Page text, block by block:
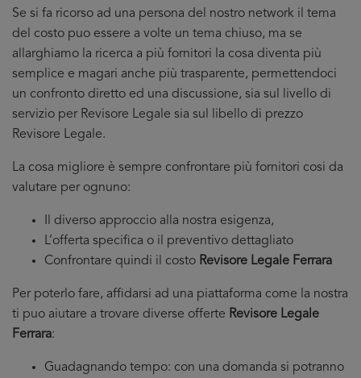
Se si fa ricorso ad una persona del nostro network il tema
del costo puo essere a volte un tema chiuso, ma se
allarghiamo la ricerca a più fornitori la cosa diventa più
semplice e magari anche più trasparente, permettendoci
un confronto diretto ed una discussione, sia sul livello di
servizio per Revisore Legale sia sul libello di prezzo
Revisore Legale.
La cosa migliore è sempre confrontare più fornitori cosi da
valutare per ognuno:
Il diverso approccio alla nostra esigenza,
L’offerta specifica o il preventivo dettagliato
Confrontare quindi il costo Revisore Legale Ferrara
Per poterlo fare, affidarsi ad una piattaforma come la nostra
ti puo aiutare a trovare diverse offerte Revisore Legale
Ferrara:
Guadagnando tempo: con una domanda si potranno